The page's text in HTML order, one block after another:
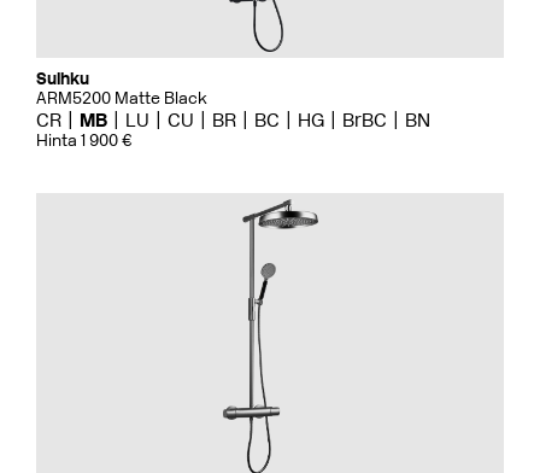
Suihku
ARM5200 Matte Black
CR MB LU CU BR BC HG BrBC BN
Hinta 1 900 €